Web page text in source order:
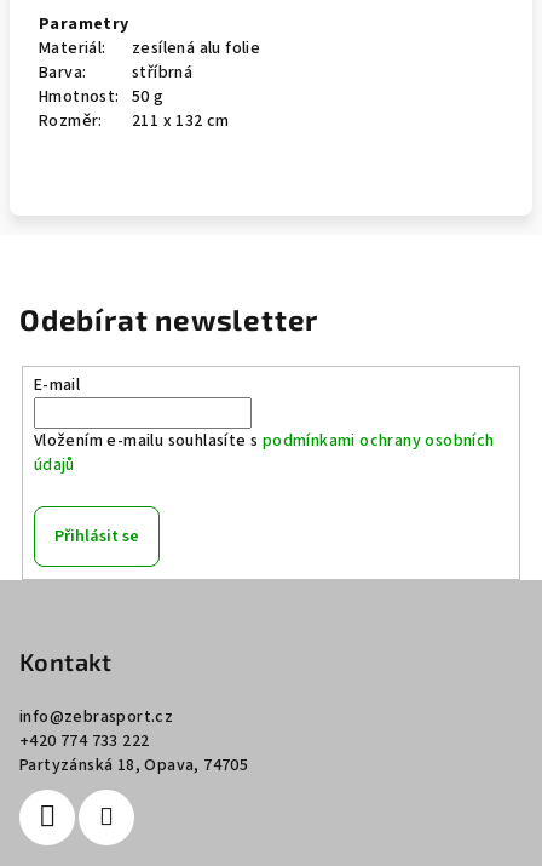
Parametry
Materiál:
zesílená alu folie
Barva:
stříbrná
Hmotnost: 50 g
Rozměr:
211 x 132 cm
Odebírat newsletter
E-mail
Vložením e-mailu souhlasíte s podmínkami ochrany osobních
údajů
Přihlásit se
Kontakt
info@zebrasport.cz
+420 774 733 222
Partyzánská 18, Opava, 74705